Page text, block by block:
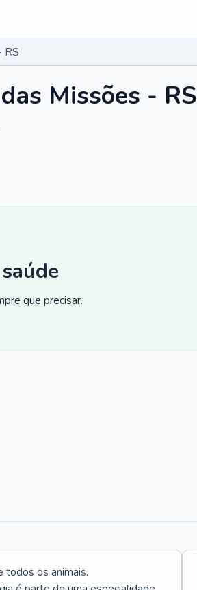
RS
Missões - RS
que precisar.
todos os animais.